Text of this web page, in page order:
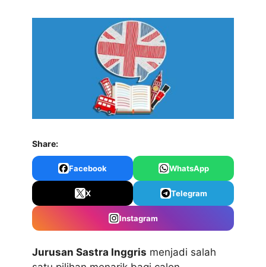
Share:
Facebook WhatsApp
X Telegram
Instagram
Jurusan Sastra Inggris menjadi salah